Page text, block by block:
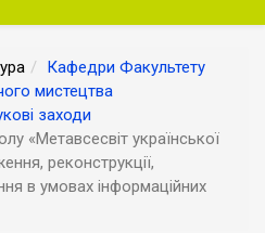
Кафедри Факультету
мистецтва
заходи
«Метавсесвіт української
реконструкції,
в умовах інформаційних